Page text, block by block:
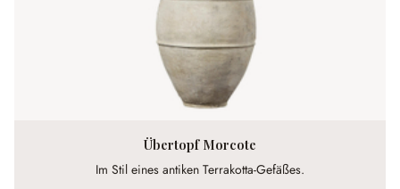
Übertopf Morcote
Im Stil eines antiken Terrakotta-Gefäßes.